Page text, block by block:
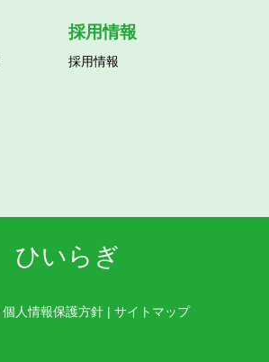
採用情報
採用情報
ひいらぎ
個人情報保護方針 | サイトマップ